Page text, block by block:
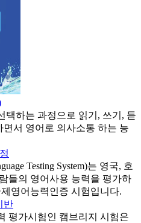
택하는 과정으로 읽기, 쓰기, 듣
서 영어로 의사소통 하는 능
Testing System)는 영국, 호
들의 영어사용 능력을 평가하
영어능력인증 시험입니다.
반
평가시험인 캠브리지 시험은